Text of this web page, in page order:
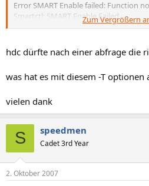
Error SMART Enable failed: Function
Smartctl: SMART Enable Failed.
or more '-T perm
issive' options.
Zum Vergrößern
hdc dürfte nach einer abfrage die
was hat es mit diesem -T optionen
vielen dank
S speedmen
Cadet 3rd Year
2. Oktober 2007